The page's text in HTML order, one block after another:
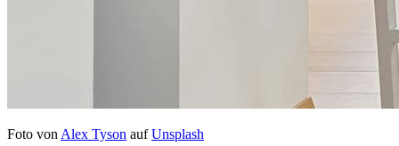
Foto von Alex Tyson aufUnsplash